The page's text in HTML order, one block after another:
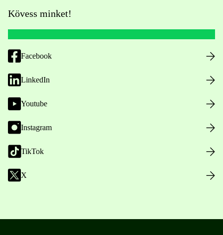
Kövess minket!
Facebook
LinkedIn
Youtube
Instagram
TikTok
X